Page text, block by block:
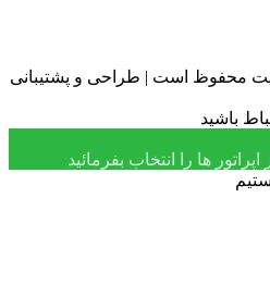
محفوظ است | طراحی و پشتیبانی
باشید
ها را انتخاب بفرمائید